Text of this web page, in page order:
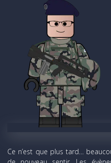
Ce n’est que plus tard…